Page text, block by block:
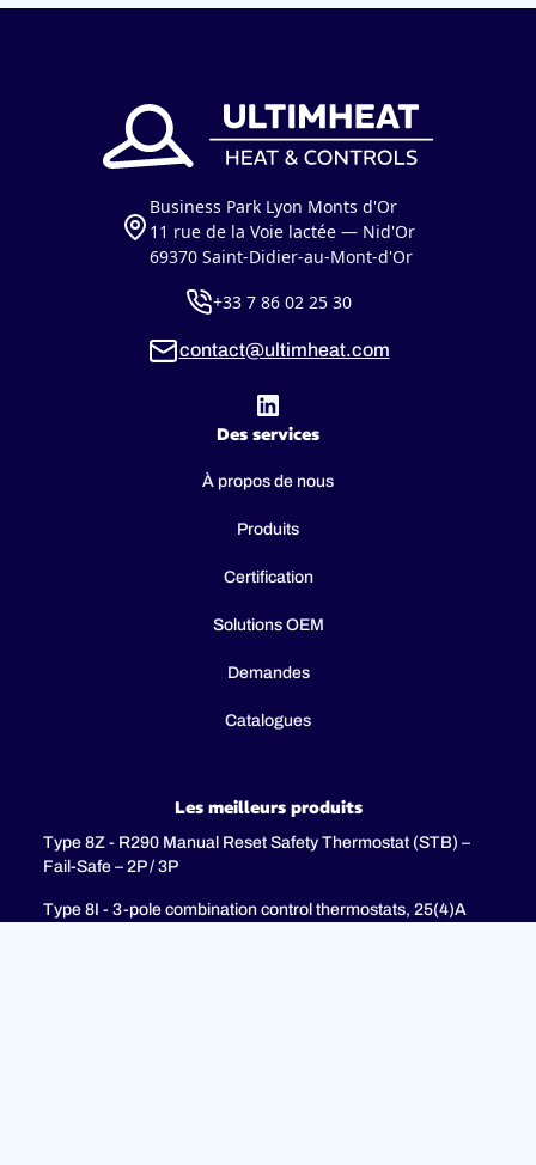
Business Park Lyon Monts d'Or
11 rue de la Voie lactée — Nid'Or
69370 Saint-Didier-au-Mont-d'Or
+33 7 86 02 25 30
contact@ultimheat.com
Des services
À propos de nous
Produits
Certification
Solutions OEM
Demandes
Catalogues
Les meilleurs produits
Type 8Z - R290 Manual Reset Safety Thermostat (STB) –
Fail-Safe – 2P / 3P
Type 8I - 3-pole combination control thermostats, 25(4)A